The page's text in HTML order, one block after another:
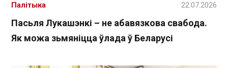
Пасьля Лукашэнкі – не абавязкова свабода.
Як можа зьмяніцца ўлада ў Беларусі
Палітыка 22.07.2026